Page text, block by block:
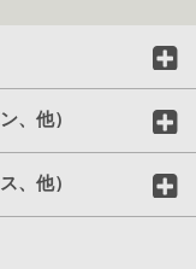
、他）
、他）